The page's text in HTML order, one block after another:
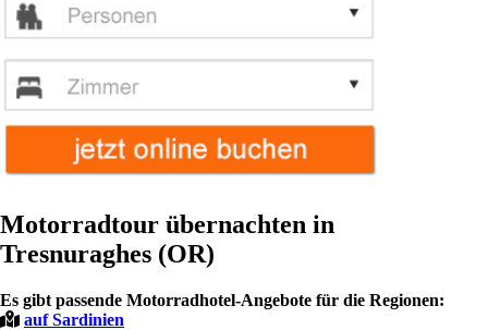
Motorradtour übernachten in
Tresnuraghes (OR)
Es gibt passende Motorradhotel-Angebote für die Regionen:
auf Sardinien